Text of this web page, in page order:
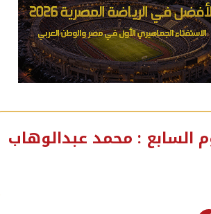
السابع : محمد عبدالوهاب